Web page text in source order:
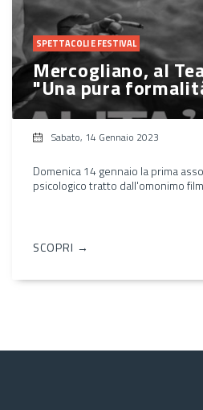
SPETTACOLI E FESTIVAL
Mercogliano, al
"Una pura
Sabato, 14 Gennaio 2023
Domenica 14 gennaio la prima
psicologico tratto dall'omonimo
SCOPRI →